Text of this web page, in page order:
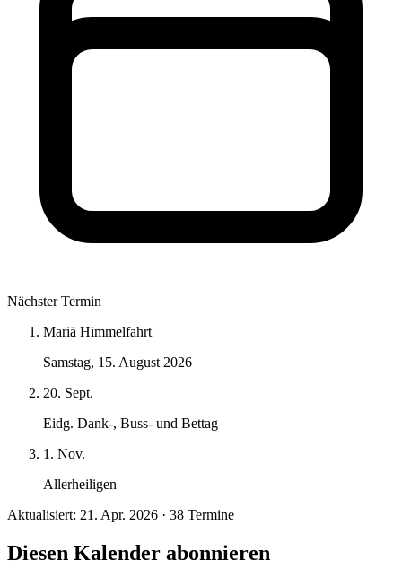
Nächster Termin
Mariä Himmelfahrt
Samstag, 15. August 2026
20. Sept.
Eidg. Dank-, Buss- und Bettag
1. Nov.
Allerheiligen
Aktualisiert: 21. Apr. 2026 · 38 Termine
Diesen Kalender abonnieren